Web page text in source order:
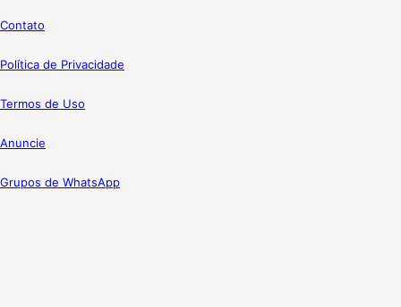
Contato
Política de Privacidade
Termos de Uso
Anuncie
Grupos de WhatsApp